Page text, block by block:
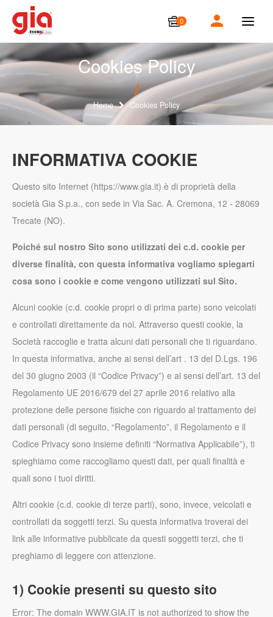
0
T
g
g
l
n
a
v
i
Cookies Policy
Home Cookies Policy
INFORMATIVA COOKIE
Questo sito Internet (https://www.gia.it) è di proprietà della
società Gia S.p.a., con sede in Via Sac. A. Cremona, 12 - 28069
Trecate (NO).
Poiché sul nostro Sito sono utilizzati dei c.d. cookie per
diverse finalità, con questa informativa vogliamo spiegarti
cosa sono i cookie e come vengono utilizzati sul Sito.
Alcuni cookie (c.d. cookie propri o di prima parte) sono veicolati
e controllati direttamente da noi. Attraverso questi cookie, la
Società raccoglie e tratta alcuni dati personali che ti riguardano.
In questa informativa, anche ai sensi dell’art . 13 del D.Lgs. 196
del 30 giugno 2003 (il “Codice Privacy”) e ai sensi dell’art. 13 del
Regolamento UE 2016/679 del 27 aprile 2016 relativo alla
protezione delle persone fisiche con riguardo al trattamento dei
dati personali (di seguito, “Regolamento”, il Regolamento e il
Codice Privacy sono insieme definiti “Normativa Applicabile”), ti
spieghiamo come raccogliamo questi dati, per quali finalità e
quali sono i tuoi diritti.
Altri cookie (c.d. cookie di terze parti), sono, invece, veicolati e
controllati da soggetti terzi. Su questa informativa troverai dei
link alle informative pubblicate da questi soggetti terzi, che ti
preghiamo di leggere con attenzione.
1) Cookie presenti su questo sito
Error: The domain WWW.GIA.IT is not authorized to show the